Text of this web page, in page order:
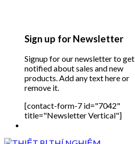
Sign up for Newsletter
Signup for our newsletter to get
notified about sales and new
products. Add any text here or
remove it.
[contact-form-7 id="7042"
title="Newsletter Vertical"]